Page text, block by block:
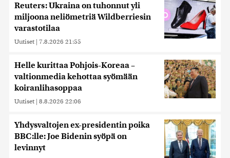
Reuters: Ukraina on tuhonnut yli
miljoona neliömetriä Wildberriesin
varastotilaa
Uutiset | 7.8.2026 21:55
Helle kurittaa Pohjois-Koreaa –
valtionmedia kehottaa syömään
koiranlihasoppaa
Uutiset | 8.8.2026 22:06
Yhdysvaltojen ex-presidentin poika
BBC:lle: Joe Bidenin syöpä on
levinnyt